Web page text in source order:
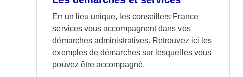
En un lieu unique, les conseillers France
services vous accompagnent dans vos
démarches administratives. Retrouvez ici les
exemples de démarches sur lesquelles vous
pouvez être accompagné.